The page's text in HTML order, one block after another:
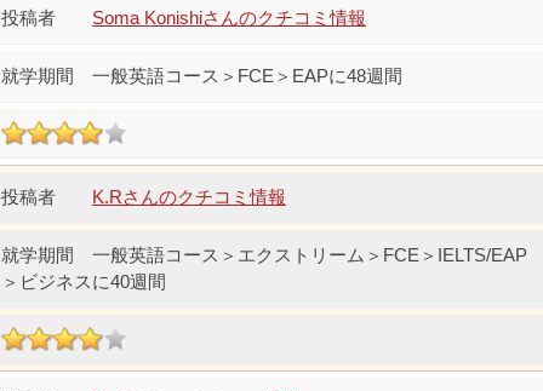
Soma Konishiさんのクチコミ情報
一般英語コース＞FCE＞EAPに48週間
K.Rさんのクチコミ情報
一般英語コース＞エクストリーム＞FCE＞IELTS/EAP
＞ビジネスに40週間